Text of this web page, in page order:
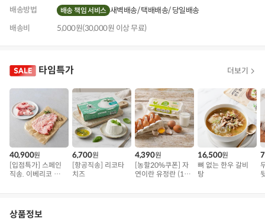
배송방법 배송 책임 서비스 새벽배송 택배배송 당일배송
배송비
5,000원(30,000원 이상 무료)
타임특가 더보기
40,900원
[입점특가] 스페인
직송. 이베리코 삼
6,700원
[항공직송] 리코타
치즈
4,390원
[농할20%쿠폰] 자
연이란 유정란 (10
16,500원
뼈 없는 한우 갈비
탕
상품정보